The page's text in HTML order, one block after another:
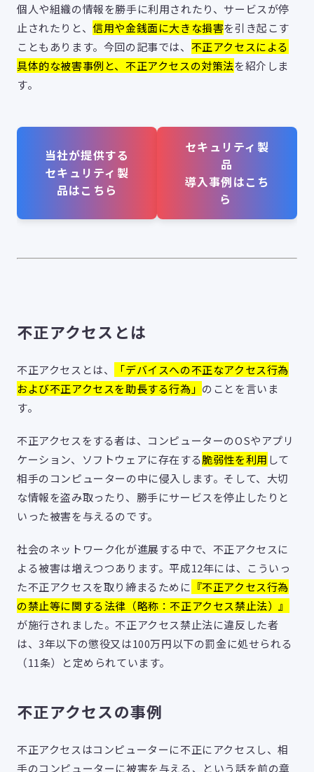
個人や組織の情報を勝手に利用されたり、サービスが停
止されたりと、信用や金銭面に大きな損害を引き起こす
こともあります。今回の記事では、 不正アクセスによる
具体的な被害事例と、不正アクセスの対策法を紹介しま
す。
当社が提供する
セキュリティ製
品はこちら
セキュリティ製
品
導入事例はこち
ら
不正アクセスとは
不正アクセスとは、
「デバイスへの不正なアクセス行為
および不正アクセスを助長する行為」 のことを言いま
す。
不正アクセスをする者は、コンピューターのOSやアプリ
ケーション、ソフトウェアに存在する脆弱性を利用 して
相手のコンピューターの中に侵入します。そして、大切
な情報を盗み取ったり、勝手にサービスを停止したりと
いった被害を与えるのです。
社会のネットワーク化が進展する中で、不正アクセスに
よる被害は増えつつあります。平成12年には、こういっ
た不正アクセスを取り締まるために 『不正アクセス行為
の禁止等に関する法律（略称：不正アクセス禁止法）』
が施行されました。不正アクセス禁止法に違反した者
は、3年以下の懲役又は100万円以下の罰金に処せられる
（11条）と定められています。
不正アクセスの事例
不正アクセスはコンピューターに不正にアクセスし、相
手のコンピューターに被害を与える、という話を前の章